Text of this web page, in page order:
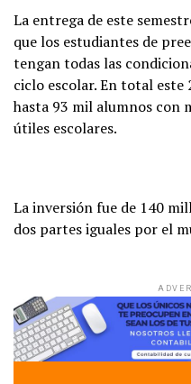
La entrega de este
que los estudiantes de
tengan todas las
ciclo escolar. En total
hasta 93 mil alumnos con
útiles escolares.
La inversión fue de 140
dos partes iguales por el